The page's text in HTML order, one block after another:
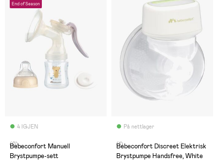
End of Season
4 IGJEN
(0)
Bebeconfort Manuell
Brystpumpe-sett
På nettlager
(1)
Bebeconfort Discreet Elektrisk
Brystpumpe Handsfree, White